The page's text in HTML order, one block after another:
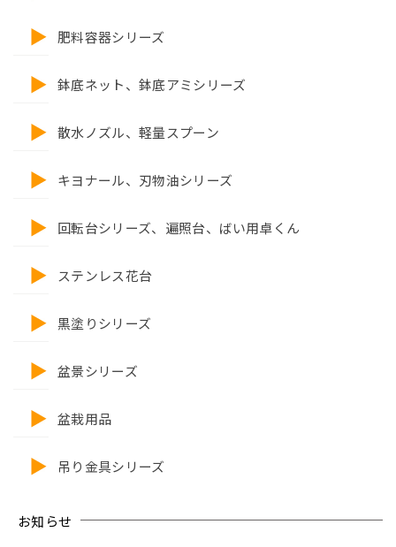
肥料容器シリーズ
鉢底ネット、鉢底アミシリーズ
散水ノズル、軽量スプーン
キヨナール、刃物油シリーズ
回転台シリーズ、遍照台、ばい用卓くん
ステンレス花台
黒塗りシリーズ
盆景シリーズ
盆栽用品
吊り金具シリーズ
お知らせ